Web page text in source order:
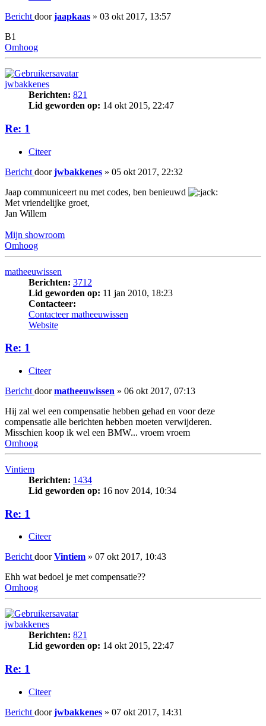
Bericht doorjaapkaas » 03 okt 2017, 13:57
B1
Omhoog
jwbakkenes
Berichten: 821
Lid geworden op: 14 okt 2015, 22:47
Re: 1
Citeer
Bericht doorjwbakkenes » 05 okt 2017, 22:32
Jaap communiceert nu met codes, ben benieuwd
Met vriendelijke groet,
Jan Willem
Mijn showroom
Omhoog
matheeuwissen
Berichten: 3712
Lid geworden op: 11 jan 2010, 18:23
Contacteer:
Contacteer matheeuwissen
Website
Re: 1
Citeer
Bericht doormatheeuwissen » 06 okt 2017, 07:13
Hij zal wel een compensatie hebben gehad en voor deze
compensatie alle berichten hebben moeten verwijderen.
Misschien koop ik wel een BMW... vroem vroem
Omhoog
Vintiem
Berichten: 1434
Lid geworden op: 16 nov 2014, 10:34
Re: 1
Citeer
Bericht doorVintiem » 07 okt 2017, 10:43
Ehh wat bedoel je met compensatie??
Omhoog
jwbakkenes
Berichten: 821
Lid geworden op: 14 okt 2015, 22:47
Re: 1
Citeer
Bericht doorjwbakkenes » 07 okt 2017, 14:31